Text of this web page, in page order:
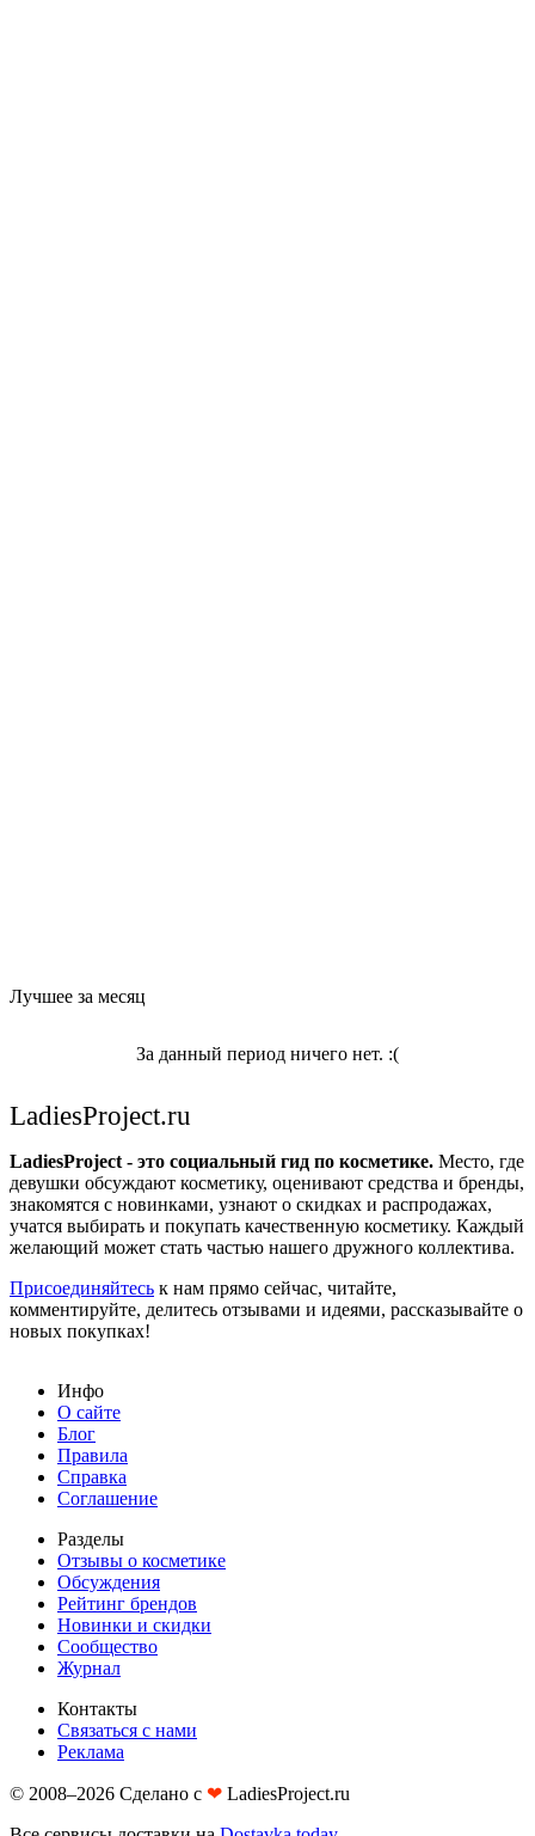
Лучшее за месяц
За данный период ничего нет. :(
LadiesProject.ru
LadiesProject - это социальный гид по косметике. Место, где
девушки обсуждают косметику, оценивают средства и бренды,
знакомятся с новинками, узнают о скидках и распродажах,
учатся выбирать и покупать качественную косметику. Каждый
желающий может стать частью нашего дружного коллектива.
Присоединяйтесь к нам прямо сейчас, читайте,
комментируйте, делитесь отзывами и идеями, рассказывайте о
новых покупках!
Инфо
О сайте
Блог
Правила
Справка
Соглашение
Разделы
Отзывы о косметике
Обсуждения
Рейтинг брендов
Новинки и скидки
Сообщество
Журнал
Контакты
Связаться с нами
Реклама
© 2008–2026 Сделано с ❤︎ LadiesProject.ru